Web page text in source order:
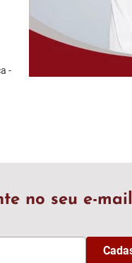
-
no seu e-mail